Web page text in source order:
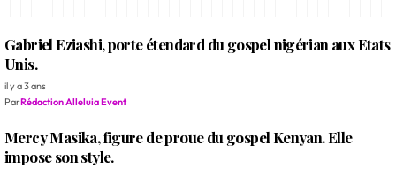
Gabriel Eziashi, porte étendard du gospel nigérian aux Etats
Unis.
il y a 3 ans
ParRédaction Alleluia Event
Mercy Masika, figure de proue du gospel Kenyan. Elle
impose son style.